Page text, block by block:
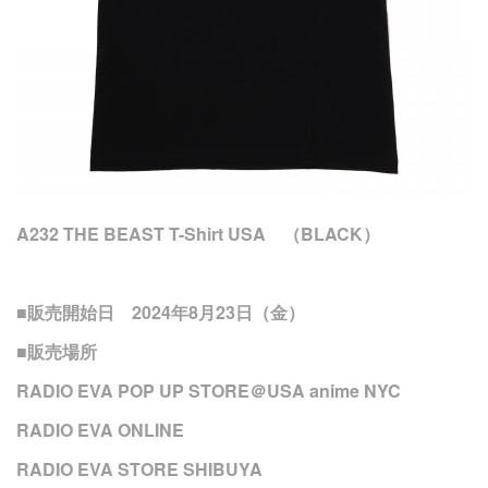
A232 THE BEAST T-Shirt USA （BLACK）
■販売開始日 2024年8月23日（金）
■販売場所
RADIO EVA POP UP STORE＠USA anime NYC
RADIO EVA ONLINE
RADIO EVA STORE SHIBUYA